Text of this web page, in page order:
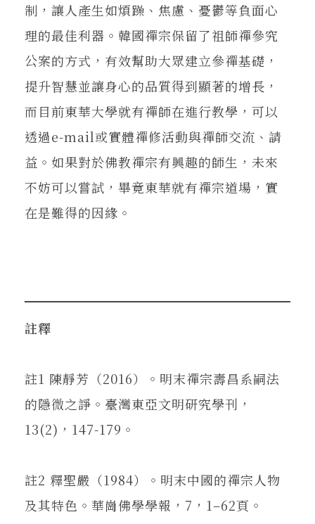
制，讓人產生如煩躁、焦慮、憂鬱等負面心
理的最佳利器。韓國禪宗保留了祖師禪參究
公案的方式，有效幫助大眾建立參禪基礎，
提升智慧並讓身心的品質得到顯著的增長，
而目前東華大學就有禪師在進行教學，可以
透過e-mail或實體禪修活動與禪師交流、請
益。如果對於佛教禪宗有興趣的師生，未來
不妨可以嘗試，畢竟東華就有禪宗道場，實
在是難得的因緣。
註釋
註1 陳靜芳（2016）。明末禪宗壽昌系嗣法
的隱微之諍。臺灣東亞文明研究學刊，
13(2)，147-179。
註2 釋聖嚴（1984）。明末中國的禪宗人物
及其特色。華崗佛學學報，7，1–62頁。